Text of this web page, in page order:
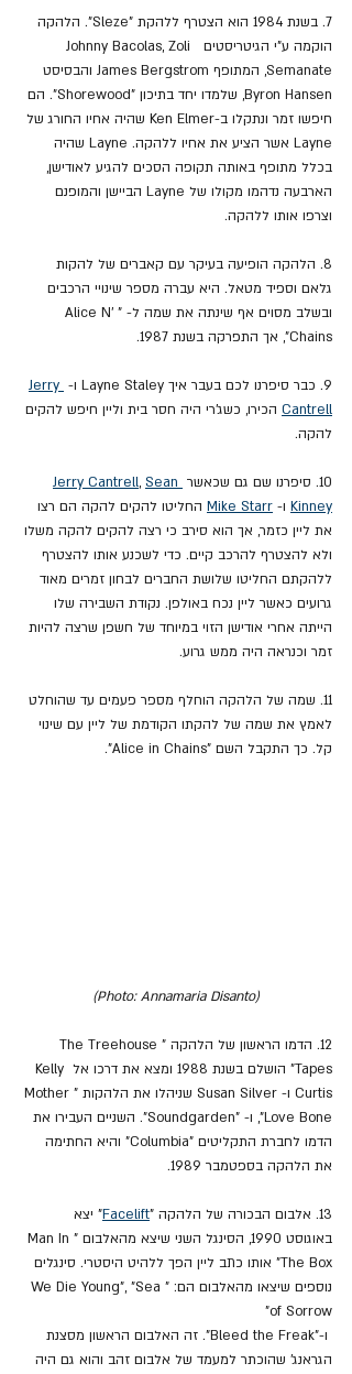
7. בשנת 1984 הוא הצטרף ללהקת "Sleze". הלהקה
הוקמה ע"י הגיטריסטים  Johnny Bacolas, Zoli
Semanate, המתופף James Bergstrom והבסיסט
Byron Hansen, שלמדו יחד בתיכון "Shorewood". הם
חיפשו זמר ונתקלו ב-Ken Elmer שהיה אחיו החורג של
Layne אשר הציע את אחיו ללהקה. Layne שהיה
בכלל מתופף באותה תקופה הסכים להגיע לאודישן,
הארבעה נדהמו מקולו של Layne הביישן והמופנם
וצרפו אותו ללהקה.
8. הלהקה הופיעה בעיקר עם קאברים של להקות
גלאם וספיד מטאל. היא עברה מספר שינויי הרכבים
ובשלב מסוים אף שינתה את שמה ל- "Alice N’
Chains", אך התפרקה בשנת 1987.
9. כבר סיפרנו לכם בעבר איך Layne Staley ו-
Jerry
Cantrell הכירו, כשג'רי היה חסר בית וליין חיפש להקים
להקה.
10. סיפרנו שם גם שכאשר Jerry Cantrell, Sean
Kinney ו- Mike Starr החליטו להקים להקה הם רצו
את ליין כזמר, אך הוא סירב כי רצה להקים להקה משלו
ולא להצטרף להרכב קיים. כדי לשכנע אותו להצטרף
ללהקתם החליטו שלושת החברים לבחון זמרים מאוד
גרועים כאשר ליין נכח באולפן. נקודת השבירה שלו
הייתה אחרי אודישן הזוי במיוחד של חשפן שרצה להיות
זמר וכנראה היה ממש גרוע.
11. שמה של הלהקה הוחלף מספר פעמים עד שהוחלט
לאמץ את שמה של להקתו הקודמת של ליין עם שינוי
קל. כך התקבל השם "Alice in Chains".
(Photo: Annamaria Disanto)
12. הדמו הראשון של הלהקה "The Treehouse
Tapes" הושלם בשנת 1988 ומצא את דרכו אל Kelly
Curtis ו- Susan Silver שניהלו את הלהקות "Mother
Love Bone", ו- "Soundgarden". השניים העבירו את
הדמו לחברת התקליטים "Columbia" והיא החתימה
את הלהקה בספטמבר 1989.
13. אלבום הבכורה של הלהקה " Facelift" יצא
באוגוסט 1990, הסינגל השני שיצא מהאלבום "Man In
The Box" אותו כתב ליין הפך ללהיט היסטרי. סינגלים
נוספים שיצאו מהאלבום הם: "We Die Young", "Sea
of Sorrow"
ו-"Bleed the Freak". זה האלבום הראשון מסצנת
הגראנג' שהוכתר למעמד של אלבום זהב והוא גם היה